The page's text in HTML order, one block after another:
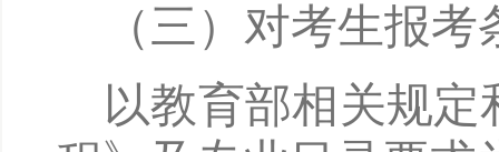
（三）对考生报
以教育部相关规定